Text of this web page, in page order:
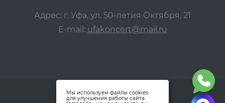
Адрес: г. Уфа, ул. 50-летия Октября, 21
E-mail: ufakoncert@mail.ru
Мы используем файлы cookies
для улучшения работы сайта.